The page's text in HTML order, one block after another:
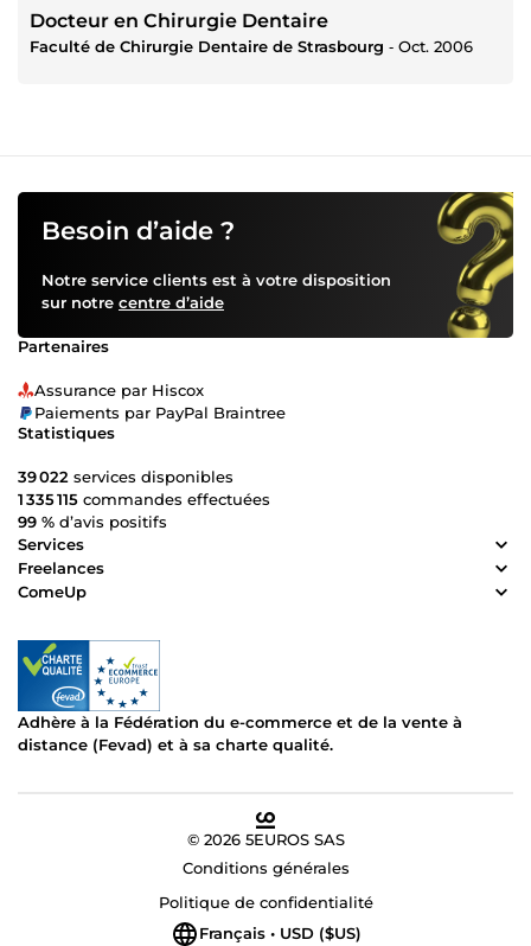
Docteur en Chirurgie Dentaire
Faculté de Chirurgie Dentaire de Strasbourg ‐ Oct. 2006
Besoin d’aide ?
Notre service clients est à votre disposition
sur notre centre d’aide
Partenaires
Assurance par Hiscox
Paiements par PayPal Braintree
Statistiques
39 022 services disponibles
1 335 115 commandes effectuées
99 % d’avis positifs
Services
Freelances
ComeUp
Adhère à la Fédération du e-commerce et de la vente à
distance (Fevad) et à sa charte qualité.
© 2026 5EUROS SAS
Conditions générales
Politique de confidentialité
Français • USD ($US)